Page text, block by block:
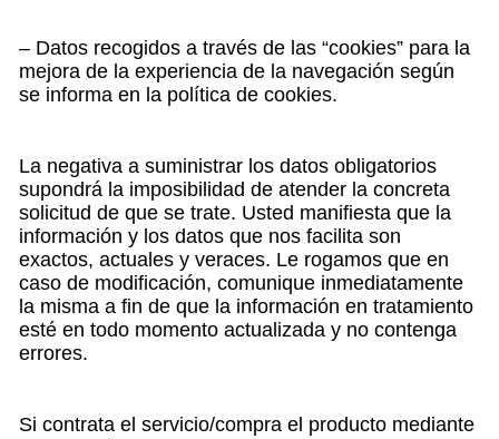
– Datos recogidos a través de las “cookies” para la
mejora de la experiencia de la navegación según
se informa en la política de cookies.
La negativa a suministrar los datos obligatorios
supondrá la imposibilidad de atender la concreta
solicitud de que se trate. Usted manifiesta que la
información y los datos que nos facilita son
exactos, actuales y veraces. Le rogamos que en
caso de modificación, comunique inmediatamente
la misma a fin de que la información en tratamiento
esté en todo momento actualizada y no contenga
errores.
Si contrata el servicio/compra el producto mediante